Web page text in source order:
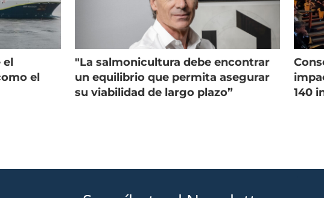
el
el
"La salmonicultura debe encontrar
un equilibrio que permita asegurar
su viabilidad de largo plazo”
140